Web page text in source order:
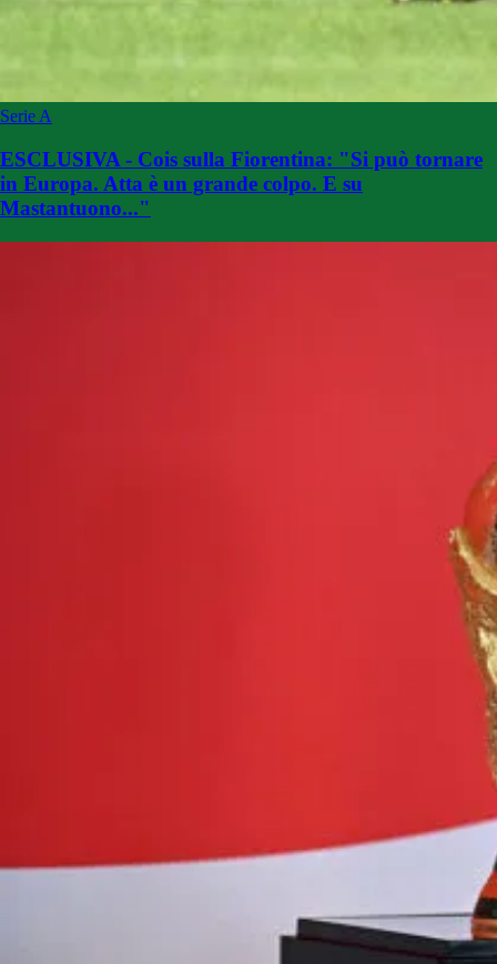
Serie A
ESCLUSIVA - Cois sulla Fiorentina: "Si può tornare
in Europa. Atta è un grande colpo. E su
Mastantuono..."